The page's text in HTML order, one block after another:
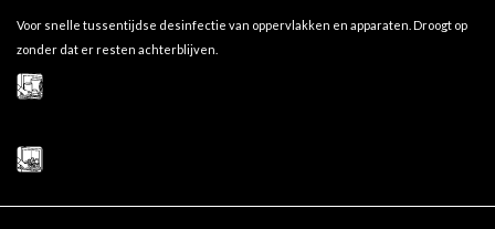
Voor snelle tussentijdse desinfectie van oppervlakken en apparaten. Droogt op
zonder dat er resten achterblijven.